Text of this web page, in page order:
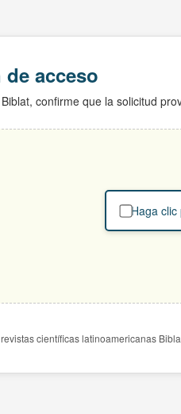
acceso
confirme que la solicitud
Haga clic
científicas latinoamericanas